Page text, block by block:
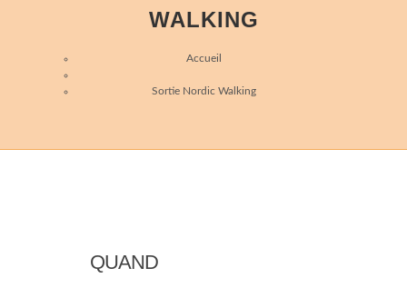
WALKING
Accueil
Sortie Nordic Walking
QUAND